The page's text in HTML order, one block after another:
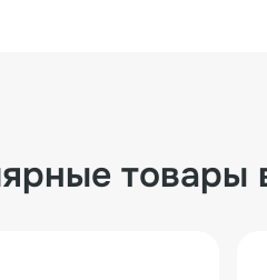
товары